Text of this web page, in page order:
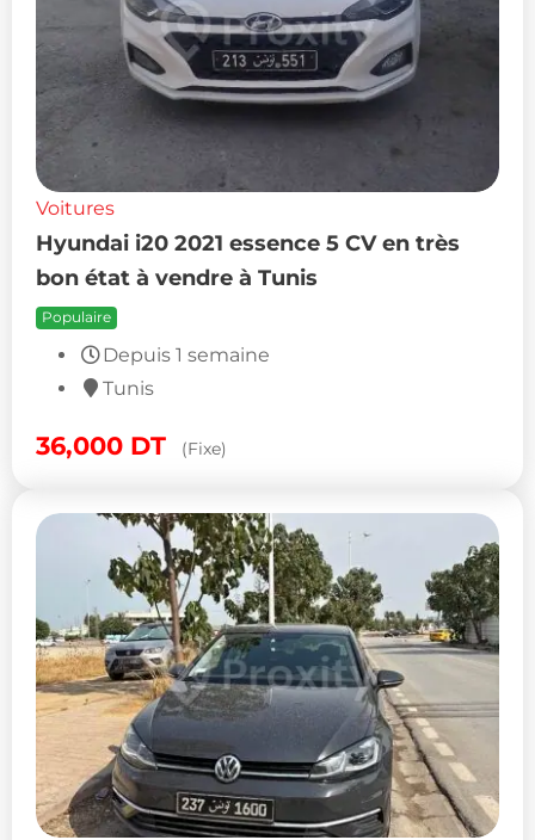
Voitures
Hyundai i20 2021 essence 5 CV en très
bon état à vendre à Tunis
Populaire
Depuis 1 semaine
Tunis
36,000 DT (Fixe)